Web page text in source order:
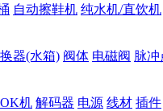
自动擦鞋机 纯水机/直饮机
器(水箱) 阀体 电磁阀 脉冲
机 解码器 电源 线材 插件